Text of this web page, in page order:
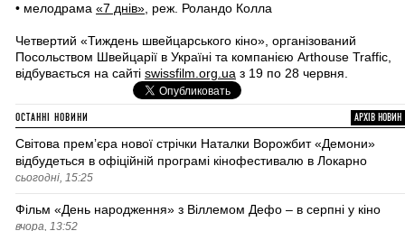
• мелодрама «7 днів» , реж. Роландо Колла
Четвертий «Тиждень швейцарського кіно», організований
Посольством Швейцарії в Україні та компанією Arthouse Traffic,
відбувається на сайті swissfilm.org.ua з 19 по 28 червня.
ОСТАННІ НОВИНИ АРХІВ НОВИН
Світова премʼєра нової стрічки Наталки Ворожбит «Демони»
відбудеться в офіційній програмі кінофестивалю в Локарно
сьогодні, 15:25
Фільм «День народження» з Віллемом Дефо – в серпні у кіно
вчора, 13:52